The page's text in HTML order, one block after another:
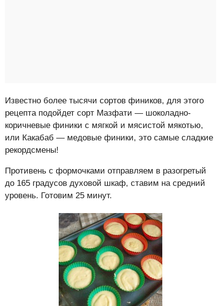
Известно более тысячи сортов фиников, для этого
рецепта подойдет сорт Мазфати — шоколадно-
коричневые финики с мягкой и мясистой мякотью,
или Какабаб — медовые финики, это самые сладкие
рекордсмены!
Противень с формочками отправляем в разогретый
до 165 градусов духовой шкаф, ставим на средний
уровень. Готовим 25 минут.